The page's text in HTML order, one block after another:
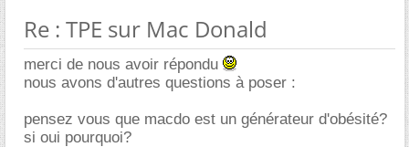
Re : TPE sur Mac Donald
merci de nous avoir répondu
nous avons d'autres questions à poser :
pensez vous que macdo est un générateur d'obésité?
si oui pourquoi?